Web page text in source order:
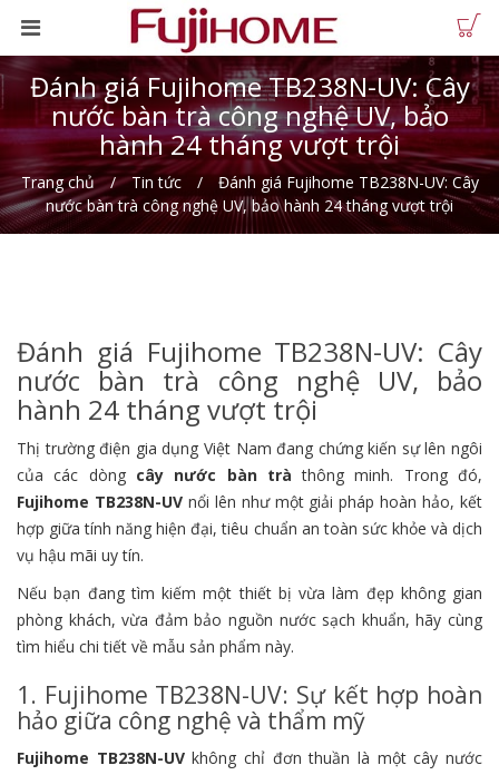
Đánh giá Fujihome TB238N-UV: Cây
nước bàn trà công nghệ UV, bảo
hành 24 tháng vượt trội
Trang chủ Tin tức
Đánh giá Fujihome TB238N-UV: Cây
nước bàn trà công nghệ UV, bảo hành 24 tháng vượt trội
Đánh giá Fujihome TB238N-UV: Cây
nước bàn trà công nghệ UV, bảo
hành 24 tháng vượt trội
Thị trường điện gia dụng Việt Nam đang chứng kiến sự lên ngôi
của các dòng cây nước bàn trà thông minh. Trong đó,
Fujihome TB238N-UVnổi lên như một giải pháp hoàn hảo, kết
hợp giữa tính năng hiện đại, tiêu chuẩn an toàn sức khỏe và dịch
vụ hậu mãi uy tín.
Nếu bạn đang tìm kiếm một thiết bị vừa làm đẹp không gian
phòng khách, vừa đảm bảo nguồn nước sạch khuẩn, hãy cùng
tìm hiểu chi tiết về mẫu sản phẩm này.
1. Fujihome TB238N-UV: Sự kết hợp hoàn
hảo giữa công nghệ và thẩm mỹ
Fujihome TB238N-UVkhông chỉ đơn thuần là một cây nước